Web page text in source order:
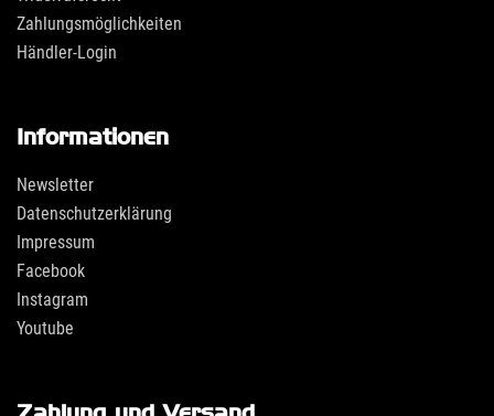
Zahlungsmöglichkeiten
Händler-Login
Informationen
Newsletter
Datenschutzerklärung
Impressum
Facebook
Instagram
Youtube